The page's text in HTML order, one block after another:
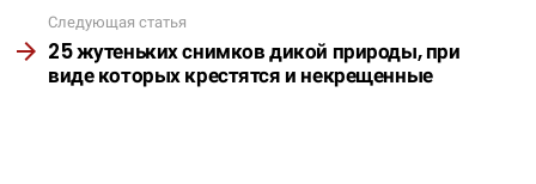
Следующая статья
25 жутеньких снимков дикой природы, при
виде которых крестятся и некрещенные